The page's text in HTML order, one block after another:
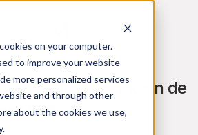
on your computer.
to improve your website
more personalized services
and through other
about the cookies we use,
Recuperación de